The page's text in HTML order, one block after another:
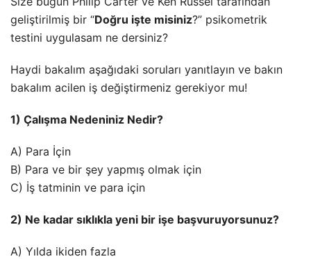
geliştirilmiş bir “Doğru işte misiniz?” psikometrik
testini uygulasam ne dersiniz?
Haydi bakalım aşağıdaki soruları yanıtlayın ve bakın
bakalım acilen iş değiştirmeniz gerekiyor mu!
1) Çalışma Nedeniniz Nedir?
A) Para İçin
B) Para ve bir şey yapmış olmak için
C) İş tatminin ve para için
2) Ne kadar sıklıkla yeni bir işe başvuruyorsunuz?
A) Yılda ikiden fazla